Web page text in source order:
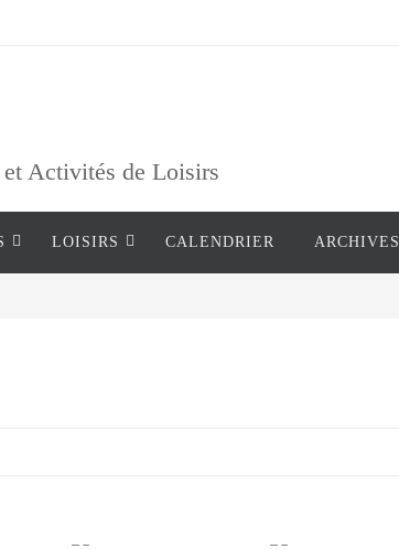
Activités de Loisirs
LOISIRS CALENDRIER ARCHIVES